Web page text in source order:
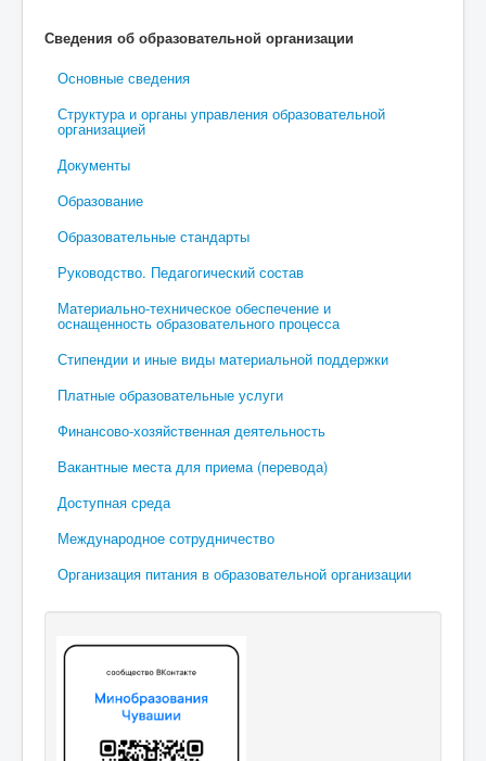
Сведения об образовательной организации
Основные сведения
Структура и органы управления образовательной
организацией
Документы
Образование
Образовательные стандарты
Руководство. Педагогический состав
Материально-техническое обеспечение и
оснащенность образовательного процесса
Стипендии и иные виды материальной поддержки
Платные образовательные услуги
Финансово-хозяйственная деятельность
Вакантные места для приема (перевода)
Доступная среда
Международное сотрудничество
Организация питания в образовательной организации